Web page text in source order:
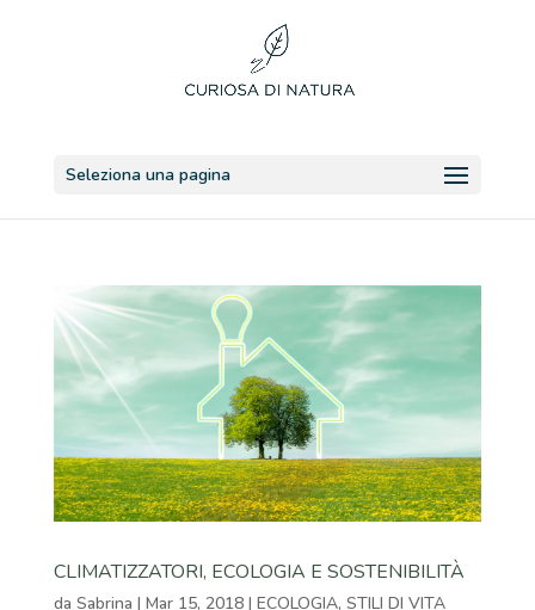
Seleziona una pagina
CLIMATIZZATORI, ECOLOGIA E SOSTENIBILITÀ
da Sabrina | Mar 15, 2018| ECOLOGIA, STILI DI VITA